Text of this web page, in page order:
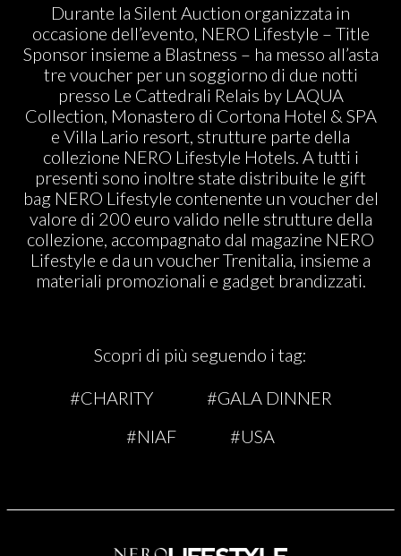
Durante la Silent Auction organizzata in
occasione dell’evento, NERO Lifestyle – Title
Sponsor insieme a Blastness – ha messo all’asta
tre voucher per un soggiorno di due notti
presso Le Cattedrali Relais by LAQUA
Collection, Monastero di Cortona Hotel & SPA
e Villa Lario resort, strutture parte della
collezione NERO Lifestyle Hotels. A tutti i
presenti sono inoltre state distribuite le gift
bag NERO Lifestyle contenente un voucher del
valore di 200 euro valido nelle strutture della
collezione, accompagnato dal magazine NERO
Lifestyle e da un voucher Trenitalia, insieme a
materiali promozionali e gadget brandizzati.
Scopri di più seguendo i tag:
#CHARITY
#GALA DINNER
#NIAF
#USA